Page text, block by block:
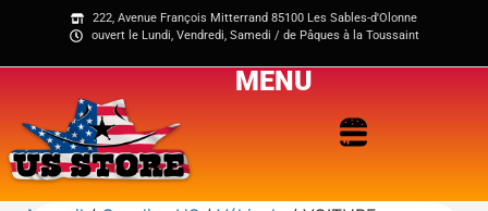
222, Avenue François Mitterrand 85100 Les Sables-d'Olonne
ouvert le Lundi, Vendredi, Samedi / de Pâques à la Toussaint
MENU